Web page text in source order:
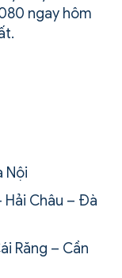
ngay hôm
Nội
Hải Châu – Đà
Răng – Cần